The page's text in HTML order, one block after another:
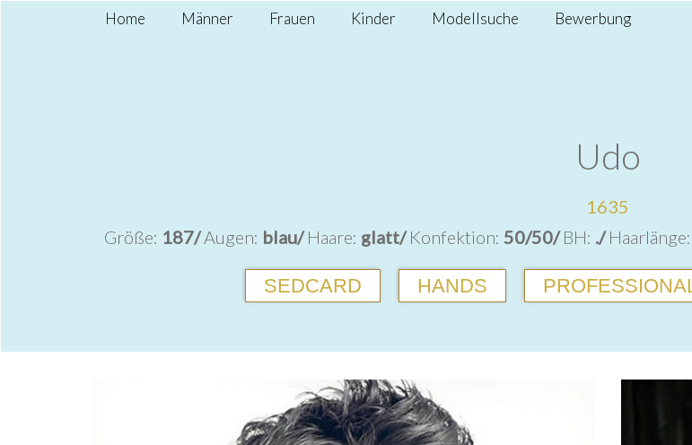
Home Männer Frauen Kinder Modellsuche Bewerbung
Udo
1635
Größe: 187/Augen: blau/Haare: glatt/Konfektion: 50/50/BH: ./Haarlänge:
SEDCARD HANDS